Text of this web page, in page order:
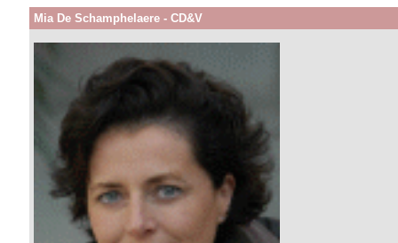
Mia De Schamphelaere - CD&V